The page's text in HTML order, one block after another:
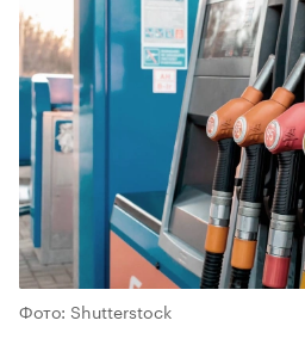
Фото: Shutterstock